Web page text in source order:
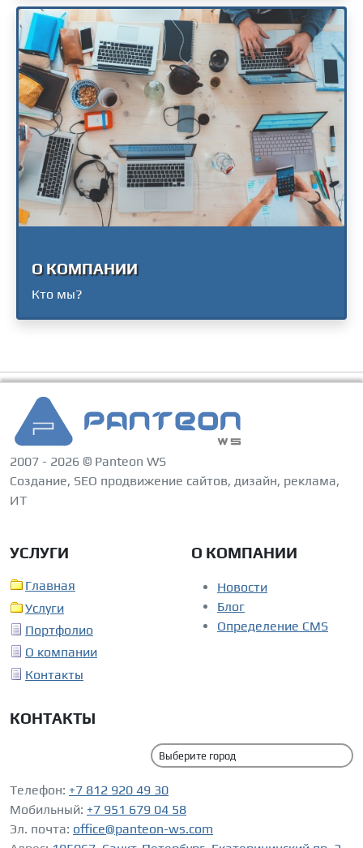
О КОМПАНИИ
Кто мы?
2007 - 2026 © Panteon WS
Создание, SEO продвижение сайтов, дизайн, реклама,
ИТ
УСЛУГИ
Главная
Услуги
Портфолио
О компании
Контакты
О КОМПАНИИ
Новости
Блог
Определение CMS
КОНТАКТЫ
Телефон: +7 812 920 49 30
Мобильный: +7 951 679 04 58
Эл. почта: office@panteon-ws.com